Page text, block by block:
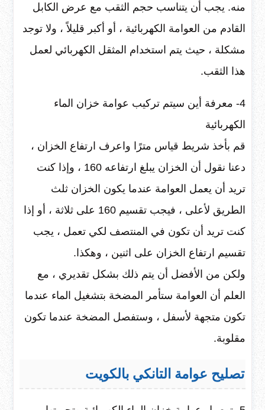
منه. يجب أن يتناسب حجم الثقب مع عرض الكابل
القادم من العوامة الكهربائية ، أو أكبر قليلاً ، ولا توجد
مشكلة ، حيث يتم استخدام المثقل الكهربائي لعمل
هذا الثقب.
4- معرفة أين سيتم تركيب عوامة خزان الماء
الكهربائية
قم بأخذ شريط قياس مترًا واعرف ارتفاع الخزان ،
دعنا نقول أن الخزان يبلغ ارتفاعه 160 ، وإذا كنت
تريد أن يعمل العوامة عندما يكون الخزان ثلث
الطريق لأعلى ، فيجب تقسيم 160 على ثلاثة ، أو إذا
كنت تريد أن تكون في المنتصف لكي تعمل ، يجب
تقسيم ارتفاع الخزان على اثنين ، وهكذا.
ولكن من الأفضل أن يتم ذلك بشكل تقديري ، مع
العلم أن العوامة ستأمر المضخة بتشغيل الماء عندما
تكون متجهة لأسفل ، وستفصل المضخة عندما تكون
مقلوبة.
تصليح عوامة التانكي بالكويت